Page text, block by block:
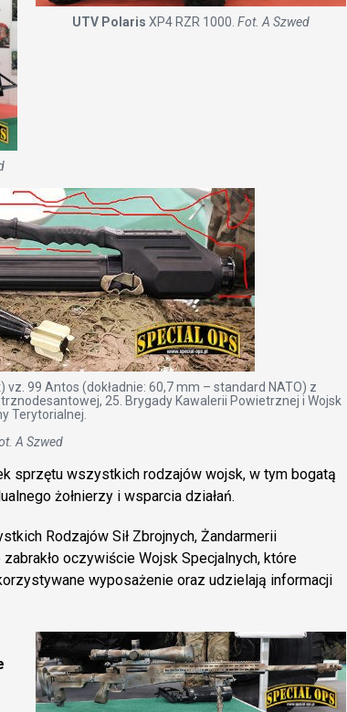
UTV Polaris XP4 RZR 1000. Fot. A Szwed
99 Antos (dokładnie: 60,7 mm – standard NATO) z
25. Brygady Kawalerii Powietrznej i Wojsk
Terytorialnej.
A Szwed
sprzętu wszystkich rodzajów wojsk, w tym bogatą
żołnierzy i wsparcia działań.
Rodzajów Sił Zbrojnych, Żandarmerii
oczywiście Wojsk Specjalnych, które
wyposażenie oraz udzielają informacji